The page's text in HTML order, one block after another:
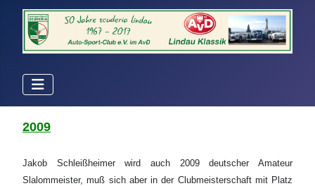
2009
Jakob Schleißheimer wird auch 2009 deutscher Amateur
Slalommeister, muß sich aber in der Clubmeisterschaft mit Platz